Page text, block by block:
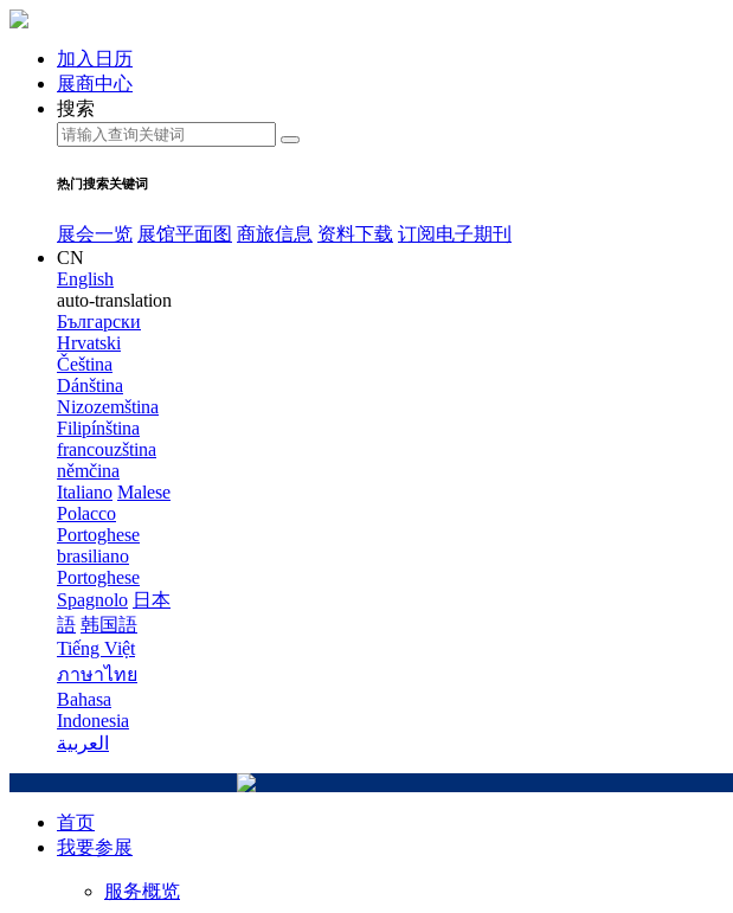
加入日历
展商中心
搜索
热门搜索关键词
展会一览 展馆平面图 商旅信息 资料下载 订阅电子期刊
CN
English
auto-translation
Български
Hrvatski
Čeština
Dánština
Nizozemština
Filipínština
francouzština
němčina
Italiano Malese
Polacco
Portoghese
brasiliano
Portoghese
Spagnolo 日本
語 韩国語
Tiếng Việt
ภาษาไทย
Bahasa
Indonesia
العربية
首页
我要参展
服务概览